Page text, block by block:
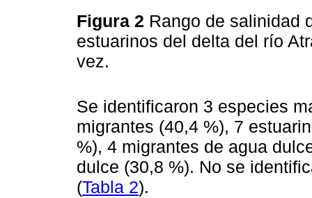
Figura 2 Rango de salinidad
estuarinos del delta del río
vez.
Se identificaron 3 especies
migrantes (40,4 %), 7
%), 4 migrantes de agua
dulce (30,8 %). No se
(Tabla 2).